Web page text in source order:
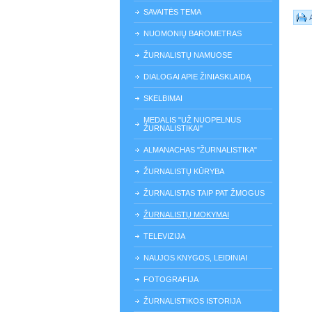
SAVAITĖS TEMA
NUOMONIŲ BAROMETRAS
ŽURNALISTŲ NAMUOSE
DIALOGAI APIE ŽINIASKLAIDĄ
SKELBIMAI
MEDALIS "UŽ NUOPELNUS
ŽURNALISTIKAI"
ALMANACHAS "ŽURNALISTIKA"
ŽURNALISTŲ KŪRYBA
ŽURNALISTAS TAIP PAT ŽMOGUS
ŽURNALISTŲ MOKYMAI
TELEVIZIJA
NAUJOS KNYGOS, LEIDINIAI
FOTOGRAFIJA
ŽURNALISTIKOS ISTORIJA